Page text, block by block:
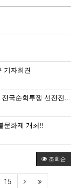
기자회견
순회투쟁 선전전 진행
문화제 개최!!
조회순
15